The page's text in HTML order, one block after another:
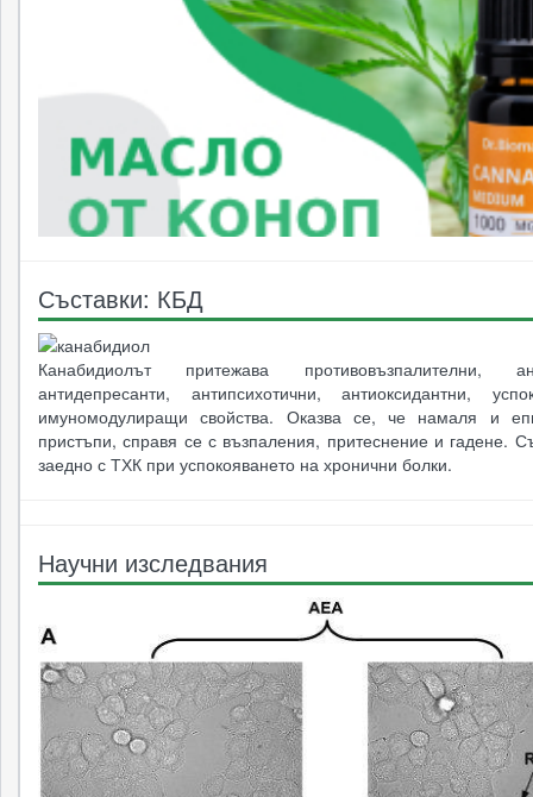
Съставки: КБД
Канабидиолът притежава противовъзпалителни,
антидепресанти, антипсихотични, антиоксидантни,
имуномодулиращи свойства. Оказва се, че намаля и
пристъпи, справя се с възпаления, притеснение и гадене.
заедно с ТХК при успокояването на хронични болки.
Научни изследвания